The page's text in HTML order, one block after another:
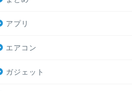
アプリ
エアコン
ガジェット